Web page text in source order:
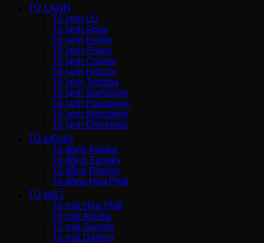
TỦ LẠNH
Tủ lạnh LG
Tủ lạnh Aqua
Tủ lạnh Funiki
Tủ lạnh Sharp
Tủ lạnh Casper
Tủ lạnh Hitachi
Tủ lạnh Toshiba
Tủ lạnh SamSung
Tủ lạnh Panasonic
Tủ lạnh Mitsubishi
Tủ lạnh Electrolux
TỦ ĐÔNG
Tủ đông Alaska
Tủ đông Sanaky
Tủ đông Darling
Tủ đông Hòa Phát
TỦ MÁT
Tủ mát Hòa Phát
Tủ mát Alaska
Tủ mát Sanaky
Tủ mát Darling